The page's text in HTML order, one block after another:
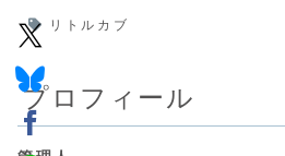
リトルカブ
プロフィール